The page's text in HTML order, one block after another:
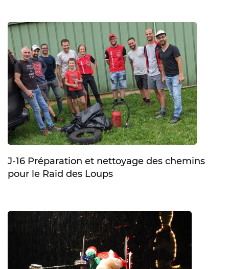
J-16 Préparation et nettoyage des chemins
pour le Raid des Loups